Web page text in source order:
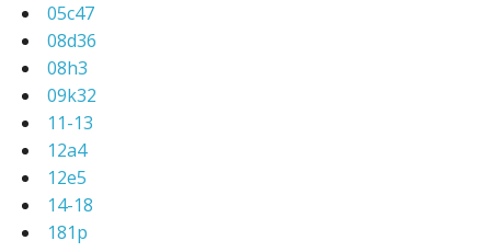
05c47
08d36
08h3
09k32
11-13
12a4
12e5
14-18
181p